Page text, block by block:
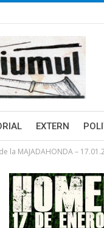
EXTERN
la MAJADAHONDA –